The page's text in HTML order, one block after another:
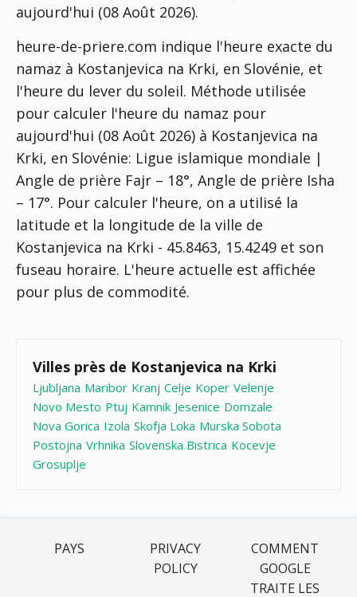
aujourd'hui (08 Août 2026).
heure-de-priere.com indique l'heure exacte du
namaz à Kostanjevica na Krki, en Slovénie, et
l'heure du lever du soleil. Méthode utilisée
pour calculer l'heure du namaz pour
aujourd'hui (08 Août 2026) à Kostanjevica na
Krki, en Slovénie: Ligue islamique mondiale |
Angle de prière Fajr – 18°, Angle de prière Isha
– 17°. Pour calculer l'heure, on a utilisé la
latitude et la longitude de la ville de
Kostanjevica na Krki - 45.8463, 15.4249 et son
fuseau horaire. L'heure actuelle est affichée
pour plus de commodité.
Villes près de Kostanjevica na Krki
Ljubljana Maribor Kranj Celje Koper Velenje
Novo Mesto Ptuj Kamnik Jesenice Domzale
Nova Gorica Izola Skofja Loka Murska Sobota
Postojna Vrhnika Slovenska Bistrica Kocevje
Grosuplje
PAYS
PRIVACY
POLICY
COMMENT
GOOGLE
TRAITE LES